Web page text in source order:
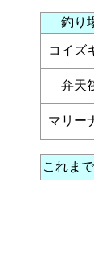
釣り
コイズ
弁天
マリー
これま